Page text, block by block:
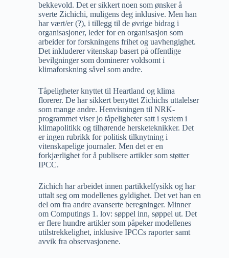
bekkevold. Det er sikkert noen som ønsker å
sverte Zichichi, muligens deg inklusive. Men han
har vært/er (?), i tillegg til de øvrige bidrag i
organisasjoner, leder for en organisasjon som
arbeider for forskningens frihet og uavhengighet.
Det inkluderer vitenskap basert på offentlige
bevilgninger som dominerer voldsomt i
klimaforskning såvel som andre.
Tåpeligheter knyttet til Heartland og klima
florerer. De har sikkert benyttet Zichichs uttalelser
som mange andre. Henvisningen til NRK-
programmet viser jo tåpeligheter satt i system i
klimapolitikk og tilhørende hersketeknikker. Det
er ingen rubrikk for politisk tilknytning i
vitenskapelige journaler. Men det er en
forkjærlighet for å publisere artikler som støtter
IPCC.
Zichich har arbeidet innen partikkelfysikk og har
uttalt seg om modellenes gyldighet. Det vet han en
del om fra andre avanserte beregninger. Minner
om Computings 1. lov: søppel inn, søppel ut. Det
er flere hundre artikler som påpeker modellenes
utilstrekkelighet, inklusive IPCCs raporter samt
avvik fra observasjonene.